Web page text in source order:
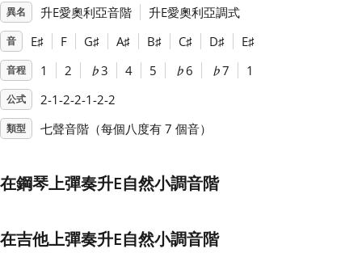
English
한국어
हिन्दी
異名 升E愛奧利亞音階 升E愛奧利亞調式
音 E♯ F G♯ A♯ B♯ C♯ D♯ E♯
音程 1 2 ♭3 4 5 ♭6 ♭7 1
公式 2-1-2-2-1-2-2
類型 七聲音階（每個八度有 7 個音）
在鋼琴上彈奏升E自然小調音階
在吉他上彈奏升E自然小調音階